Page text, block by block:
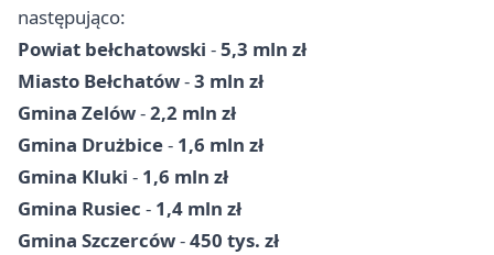
następująco:
Powiat bełchatowski -5,3 mln zł
Miasto Bełchatów-3 mln zł
Gmina Zelów-2,2 mln zł
Gmina Drużbice- 1,6 mln zł
Gmina Kluki - 1,6 mln zł
Gmina Rusiec - 1,4 mln zł
Gmina Szczerców-450 tys. zł